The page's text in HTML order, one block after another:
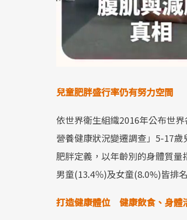
兒童肥胖盛行率仍有努力空間
依世界衛生組織2016年公布世
營養健康狀況變遷調查」5-17歲
肥胖定義，以年齡別的身體質量
男童(13.4％)及女童(8.0%)皆排
打造健康體位 健康飲食、身體